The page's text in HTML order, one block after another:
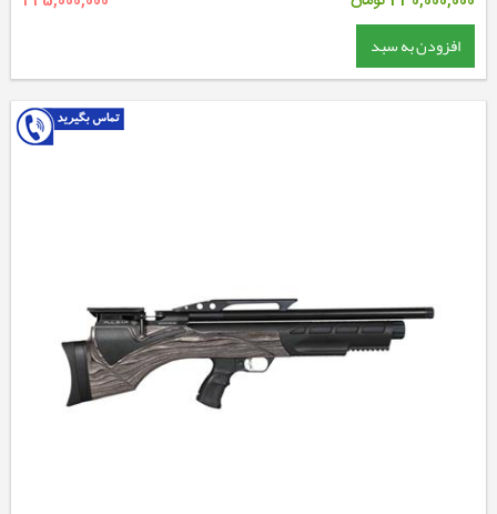
افزودن به سبد